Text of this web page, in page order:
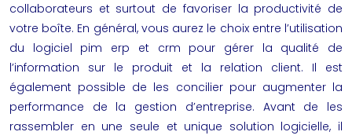
collaborateurs et surtout de favoriser la productivité de
votre boîte. En général, vous aurez le choix entre l’utilisation
du logiciel pim erp et crm pour gérer la qualité de
l’information sur le produit et la relation client. Il est
également possible de les concilier pour augmenter la
performance de la gestion d’entreprise. Avant de les
rassembler en une seule et unique solution logicielle, il